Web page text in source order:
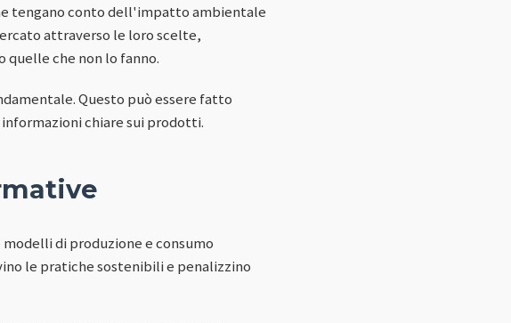
tengano conto dell'impatto ambientale
attraverso le loro scelte,
che non lo fanno.
Questo può essere fatto
chiare sui prodotti.
di produzione e consumo
le pratiche sostenibili e penalizzino